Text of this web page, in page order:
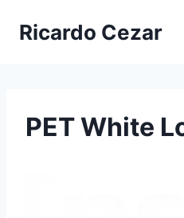
Ricardo Cezar
PET White